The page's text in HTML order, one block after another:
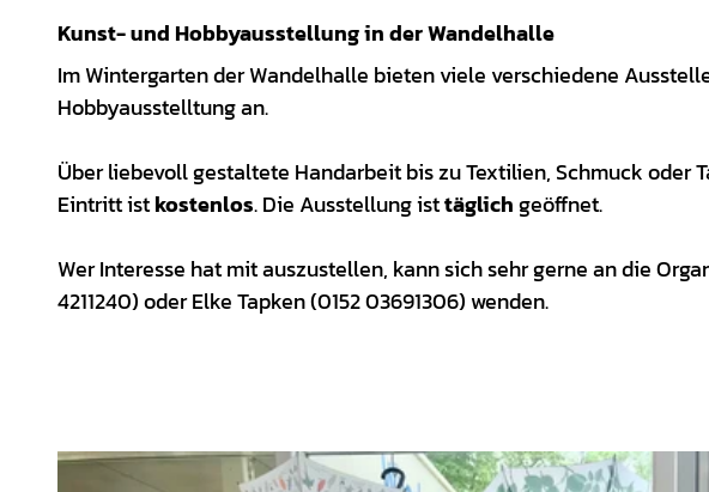
Kunst- und Hobbyausstellung in der Wandelhalle
Im Wintergarten der Wandelhalle bieten viele verschiedene
Hobbyausstelltung an.
Über liebevoll gestaltete Handarbeit bis zu Textilien, Schmuck oder
Eintritt istkostenlos. Die Ausstellung isttäglichgeöffnet.
Wer Interesse hat mit auszustellen, kann sich sehr gerne an die
4211240) oder Elke Tapken (0152 03691306) wenden.